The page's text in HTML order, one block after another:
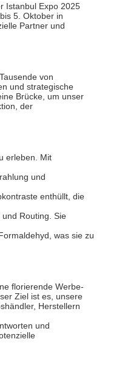
Istanbul Expo 2025
5. Oktober in
Partner und
von
und strategische
Brücke, um unser
der
erleben. Mit
und
enthüllt, die
Routing. Sie
was sie zu
florierende Werbe-
Ziel ist es, unsere
Herstellern
und